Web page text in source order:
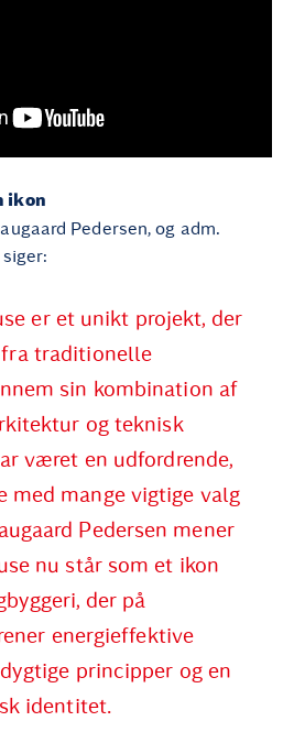
ikon
Pedersen, og adm.
er et unikt projekt, der
traditionelle
sin kombination af
og teknisk
været en udfordrende,
med mange vigtige valg
Pedersen mener
nu står som et ikon
der på
energieffektive
principper og en
identitet.